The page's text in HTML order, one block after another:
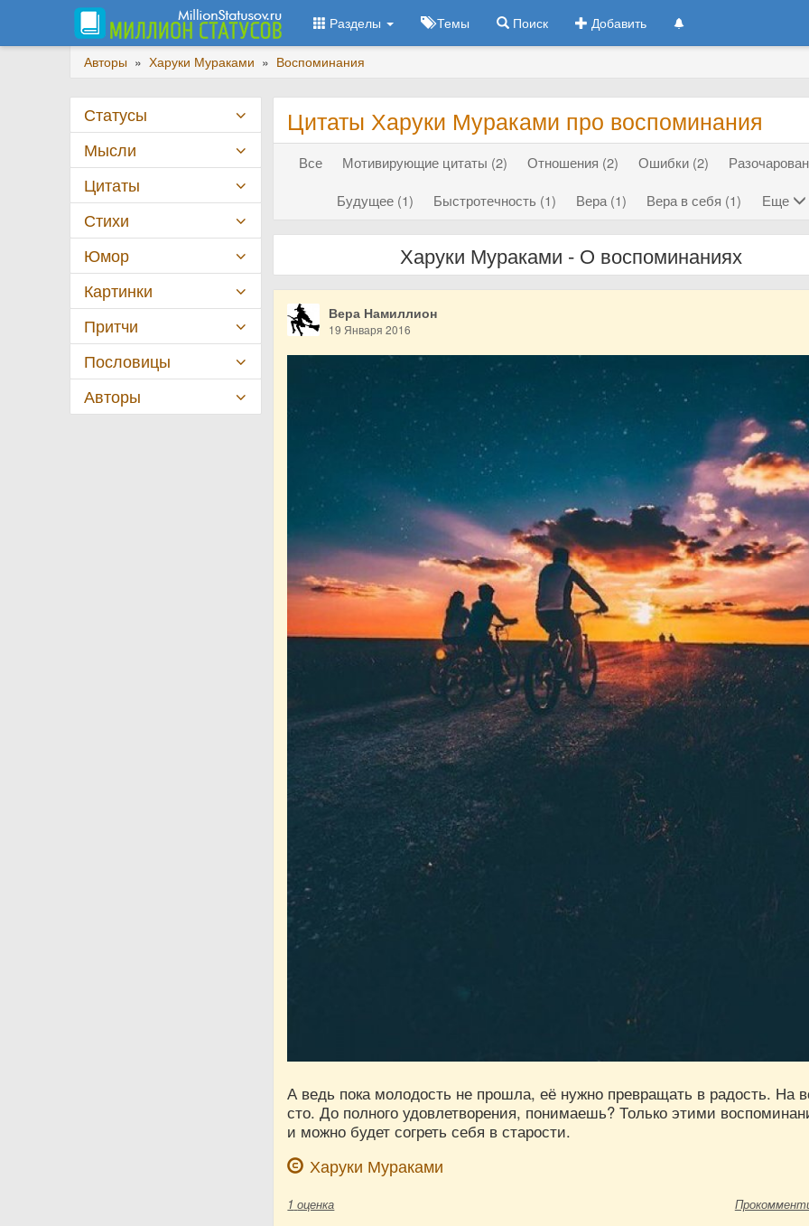
Разделы Темы Поиск Добавить
Авторы » Харуки Мураками » Воспоминания
Цитаты Харуки Мураками про воспоминания
Все Мотивирующие цитаты (2) Отношения (2) Ошибки (2)
Будущее (1)
Быстротечность (1) Вера (1) Вера в себя (1) Еще
Харуки Мураками - О воспоминаниях
Вера Намиллион
19 Января 2016
А ведь пока молодость не прошла, её нужно превращать в радость. На
сто. До полного удовлетворения, понимаешь? Только этими
и можно будет согреть себя в старости.
Харуки Мураками
1 оценка
Статусы
Мысли
Цитаты
Стихи
Юмор
Картинки
Притчи
Пословицы
Авторы